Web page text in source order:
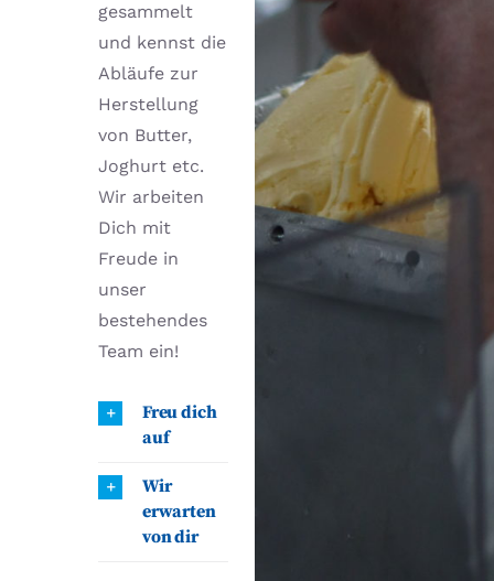
gesammelt
und kennst die
Abläufe zur
Herstellung
von Butter,
Joghurt etc.
Wir arbeiten
Dich mit
Freude in
unser
bestehendes
Team ein!
Freu dich
auf
Wir
erwarten
von dir